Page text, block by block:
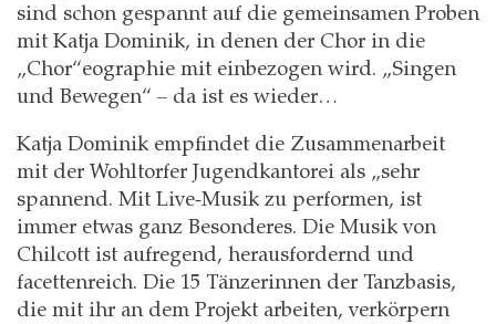
sind schon gespannt auf die gemeinsamen Proben
mit Katja Dominik, in denen der Chor in die
„Chor“eographie mit einbezogen wird. „Singen
und Bewegen“ – da ist es wieder…
Katja Dominik empfindet die Zusammenarbeit
mit der Wohltorfer Jugendkantorei als „sehr
spannend. Mit Live-Musik zu performen, ist
immer etwas ganz Besonderes. Die Musik von
Chilcott ist aufregend, herausfordernd und
facettenreich. Die 15 Tänzerinnen der Tanzbasis,
die mit ihr an dem Projekt arbeiten, verkörpern